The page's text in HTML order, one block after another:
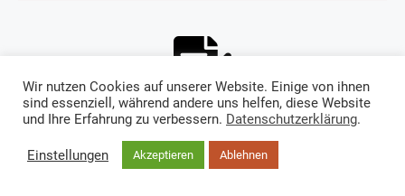
Festpreisangebot
Damit Sie sich ohne Kopfzerbrechen auf Ihren
Wir nutzen Cookies auf unserer Website. Einige von ihnen
sind essenziell, während andere uns helfen, diese Website
und Ihre Erfahrung zu verbessern. Datenschutzerklärung.
Einstellungen Akzeptieren Ablehnen